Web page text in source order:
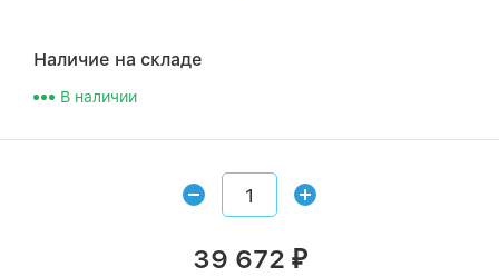
Наличие на складе
В наличии
39 672 ₽